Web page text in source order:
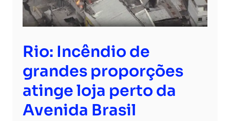
Rio: Incêndio de
grandes proporções
atinge loja perto da
Avenida Brasil